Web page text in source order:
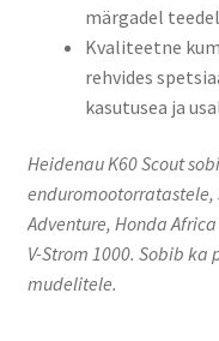
märgadel
Kvaliteetne
rehvides
kasutusea ja
Heidenau K60 Scout
enduromootorratastele,
Adventure, Honda
V-Strom 1000. Sobib
mudelitele.